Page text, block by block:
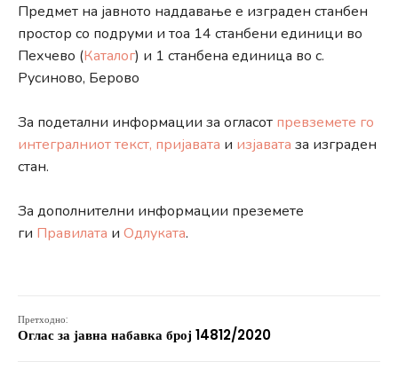
Предмет на јавното наддавање е изграден станбен
простор со подруми и тоа 14 станбени единици во
Пехчево (Каталог) и 1 станбена единица во с.
Русиново, Берово
За подетални информации за огласот превземете го
интегралниот текст, пријавата и изјавата за изграден
стан.
За дополнителни информации преземете
ги Правилата и Одлуката.
Претходно:
Оглас за јавна набавка број 14812/2020